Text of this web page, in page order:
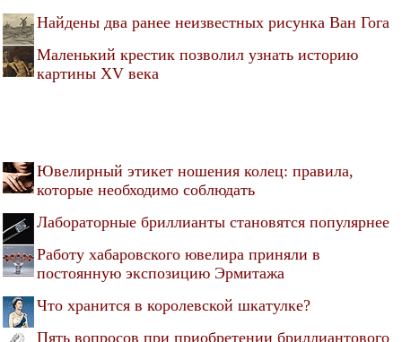
Найдены два ранее неизвестных рисунка Ван Гога
Маленький крестик позволил узнать историю
картины XV века
Ювелирный этикет ношения колец: правила,
которые необходимо соблюдать
Лабораторные бриллианты становятся популярнее
Работу хабаровского ювелира приняли в
постоянную экспозицию Эрмитажа
Что хранится в королевской шкатулке?
Пять вопросов при приобретении бриллиантового